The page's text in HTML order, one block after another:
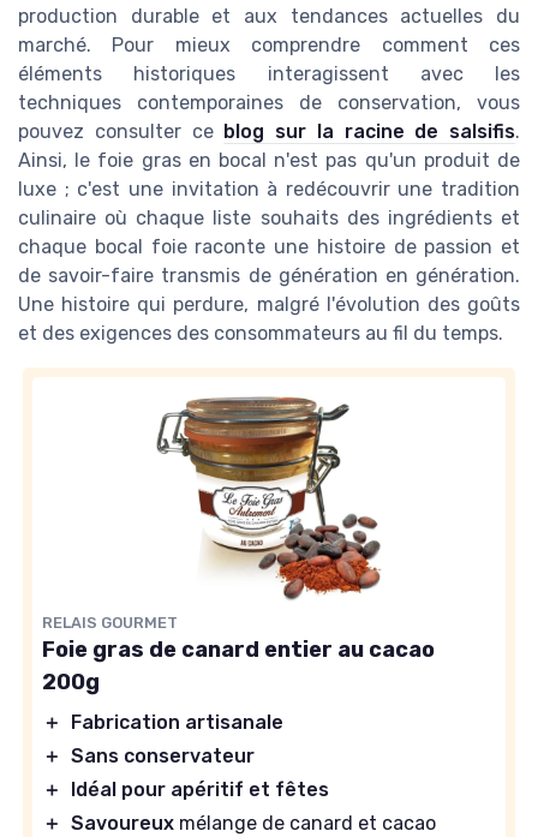
production durable et aux tendances actuelles du
marché. Pour mieux comprendre comment ces
éléments historiques interagissent avec les
techniques contemporaines de conservation, vous
pouvez consulter ce blog sur la racine de salsifis.
Ainsi, le foie gras en bocal n'est pas qu'un produit de
luxe ; c'est une invitation à redécouvrir une tradition
culinaire où chaque liste souhaits des ingrédients et
chaque bocal foie raconte une histoire de passion et
de savoir-faire transmis de génération en génération.
Une histoire qui perdure, malgré l'évolution des goûts
et des exigences des consommateurs au fil du temps.
RELAIS GOURMET
Foie gras de canard entier au cacao
200g
＋
Fabrication artisanale
＋ Sans conservateur
＋
Idéal pour apéritif et fêtes
＋ Savoureux mélange de canard et cacao